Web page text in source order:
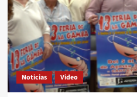
Noticias Video